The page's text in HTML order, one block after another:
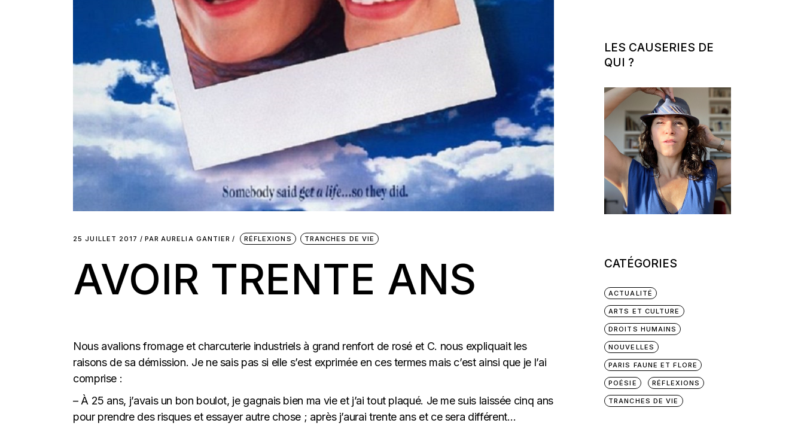
25 JUILLET 2017 PAR AURELIA GANTIER RÉFLEXIONS TRANCHES DE VIE
AVOIR TRENTE ANS
Nous avalions fromage et charcuterie industriels à grand renfort de rosé et C. nous expliquait les
raisons de sa démission. Je ne sais pas si elle s’est exprimée en ces termes mais c’est ainsi que je l’ai
comprise :
– À 25 ans, j’avais un bon boulot, je gagnais bien ma vie et j’ai tout plaqué. Je me suis laissée cinq ans
pour prendre des risques et essayer autre chose ; après j’aurai trente ans et ce sera différent…
LES CAUSERIES DE
QUI ?
CATÉGORIES
ACTUALITÉ
ARTS ET CULTURE
DROITS HUMAINS
NOUVELLES
PARIS FAUNE ET FLORE
POÉSIE RÉFLEXIONS
TRANCHES DE VIE